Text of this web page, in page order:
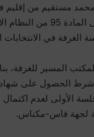
مستقيم من إقليم
الجهوية للحزب أن
في الانتخابات
المسير للغرفة،
الحصول على